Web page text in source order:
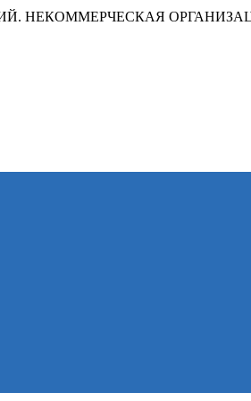
НЕКОММЕРЧЕСКАЯ